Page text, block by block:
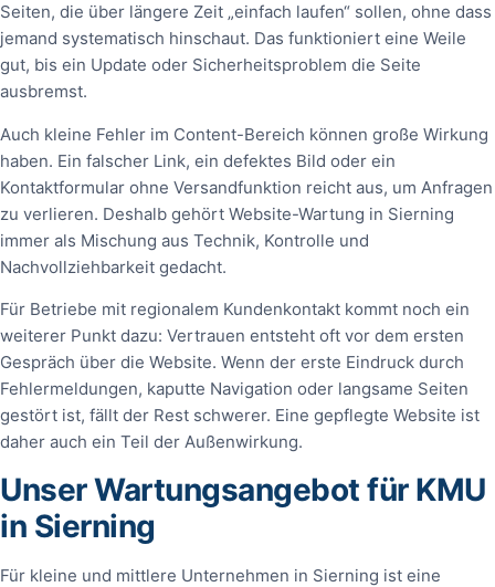
Seiten, die über längere Zeit „einfach laufen“ sollen, ohne dass
jemand systematisch hinschaut. Das funktioniert eine Weile
gut, bis ein Update oder Sicherheitsproblem die Seite
ausbremst.
Auch kleine Fehler im Content-Bereich können große Wirkung
haben. Ein falscher Link, ein defektes Bild oder ein
Kontaktformular ohne Versandfunktion reicht aus, um Anfragen
zu verlieren. Deshalb gehört Website-Wartung in Sierning
immer als Mischung aus Technik, Kontrolle und
Nachvollziehbarkeit gedacht.
Für Betriebe mit regionalem Kundenkontakt kommt noch ein
weiterer Punkt dazu: Vertrauen entsteht oft vor dem ersten
Gespräch über die Website. Wenn der erste Eindruck durch
Fehlermeldungen, kaputte Navigation oder langsame Seiten
gestört ist, fällt der Rest schwerer. Eine gepflegte Website ist
daher auch ein Teil der Außenwirkung.
Unser Wartungsangebot für KMU
in Sierning
Für kleine und mittlere Unternehmen in Sierning ist eine